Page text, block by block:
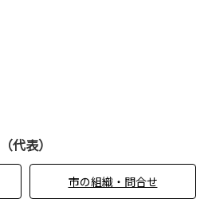
（代表）
市の組織・問合せ